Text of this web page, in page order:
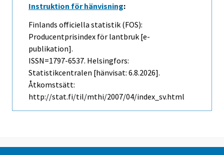
Instruktion för hänvisning:
Finlands officiella statistik (FOS):
Producentprisindex för lantbruk [e-
publikation].
ISSN=1797-6537. Helsingfors:
Statistikcentralen [hänvisat: 6.8.2026].
Åtkomstsätt:
http://stat.fi/til/mthi/2007/04/index_sv.html